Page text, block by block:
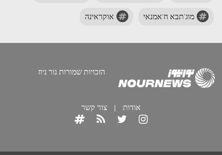
מוג'תבא ח'אמנאי אוקראינה
הזכויות שמורות נור ניוז
אודות צור קשר